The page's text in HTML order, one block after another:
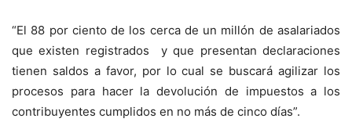
“El 88 por ciento de los cerca de un millón de asalariados
que existen registrados y que presentan declaraciones
tienen saldos a favor, por lo cual se buscará agilizar los
procesos para hacer la devolución de impuestos a los
contribuyentes cumplidos en no más de cinco días”.